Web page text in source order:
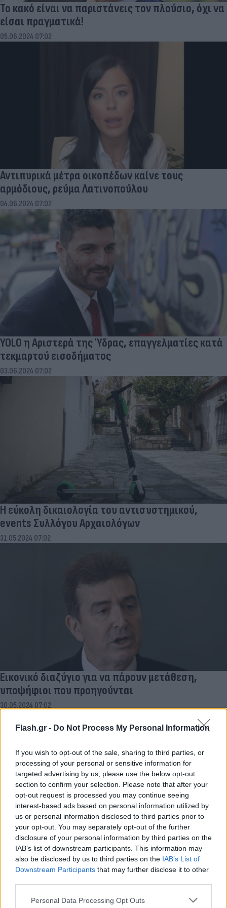
Flash.gr - Do Not Process My Personal Information
If you wish to opt-out of the sale, sharing to third parties, or
processing of your personal or sensitive information for
targeted advertising by us, please use the below opt-out
section to confirm your selection. Please note that after your
opt-out request is processed you may continue seeing
interest-based ads based on personal information utilized by
us or personal information disclosed to third parties prior to
your opt-out. You may separately opt-out of the further
disclosure of your personal information by third parties on the
IAB’s list of downstream participants. This information may
also be disclosed by us to third parties on the IAB’s List of
Downstream Participants that may further disclose it to other
Please note that this website/app uses one or more Google
Personal Data Processing Opt Outs
Το κακό είναι να παριστάνεις τον πλούσιο, όχι να
είσαι πραγματικά!
05.06.2024 07:02
Αντιπυρικά μέτρα οικοπέδων καίνε τους
αρμόδιους, ρεύμα Λατινοπούλου
04.06.2024 07:02
YOLO η Αριστερά της Ύδρας, επαγγελματίες κατά
τεκμαρτού εισοδήματος
03.06.2024 07:02
Η εύκολη δικαιολογία του αντισυστημικού,
events Συλλόγου Αρχαιολόγων
31.05.2024 07:02
Εικονικό διαζύγιο για να πάρουν μετάθεση,
υποψήφιοι που προηγούνται
30.05.2024 07:02
Μεγαλύτερη ένταση παντού, ψάχνουν
καταθέσεις με μηδενικό επιτόκιο
29.05.2024 07:02